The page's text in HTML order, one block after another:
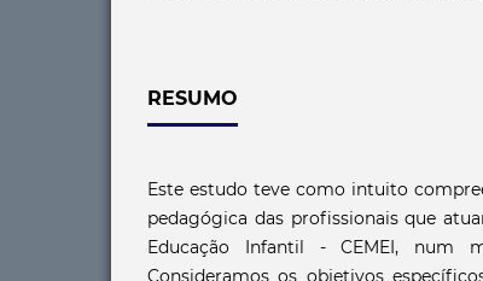
RESUMO
Este estudo teve como intuito
pedagógica das profissionais que
Educação Infantil - CEMEI, num
Consideramos os objetivos